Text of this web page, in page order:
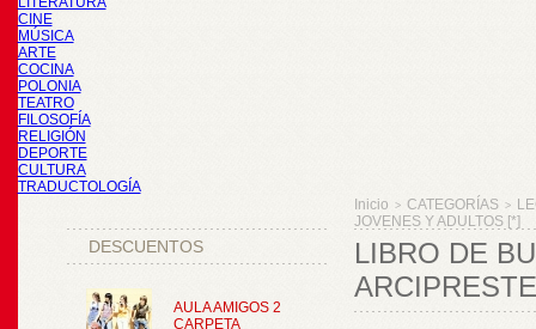
CINE
MÚSICA
ARTE
COCINA
POLONIA
TEATRO
FILOSOFÍA
RELIGIÓN
DEPORTE
CULTURA
TRADUCTOLOGÍA
DESCUENTOS
AULA AMIGOS 2
CARPETA
Inicio > CATEGORÍAS >
JOVENES Y ADULTOS [*]
LIBRO DE